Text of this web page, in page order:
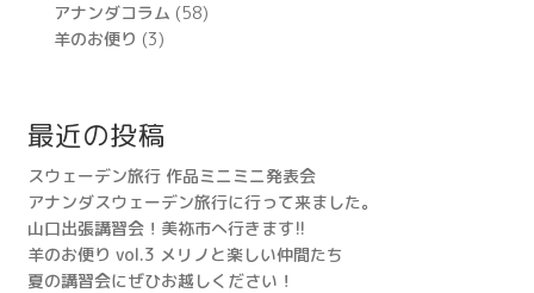
アナンダコラム (58)
羊のお便り (3)
最近の投稿
スウェーデン旅行 作品ミニミニ発表会
アナンダスウェーデン旅行に行って来ました。
山口出張講習会！美祢市へ行きます!!
羊のお便り vol.3 メリノと楽しい仲間たち
夏の講習会にぜひお越しください！